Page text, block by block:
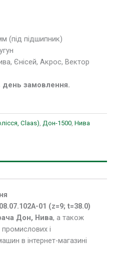
(під підшипник)
Єнісей, Акрос, Вектор
день замовлення.
Claas) Дон-1500 Нива
01 (z=9; t=38.0)
Дон, Нива, а також
і
в інтернет-магазині